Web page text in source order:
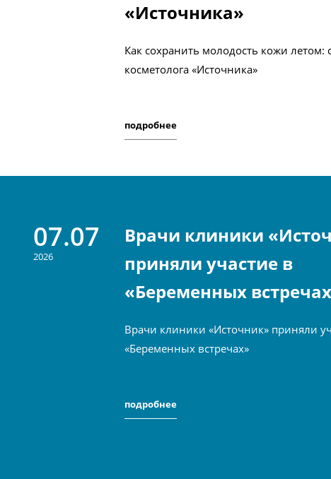
«Источника»
Как сохранить молодость кожи летом:
косметолога «Источника»
подробнее
07.07
2026
Врачи клиники
приняли участие в
«Беременных
Врачи клиники «Источник» приняли
«Беременных встречах»
подробнее